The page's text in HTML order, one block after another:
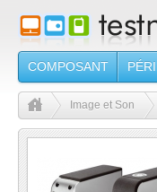
COMPOSANT
Image et Son